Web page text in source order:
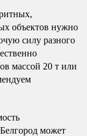
объектов нужно
силу разного
массой 20 т или
может